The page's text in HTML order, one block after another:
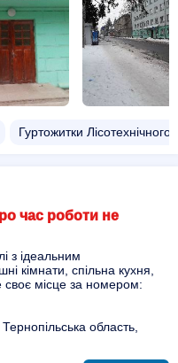
Гуртожитки Лісотехнічного
час роботи не
з ідеальним
кімнати, спільна кухня,
своє місце за номером:
область,